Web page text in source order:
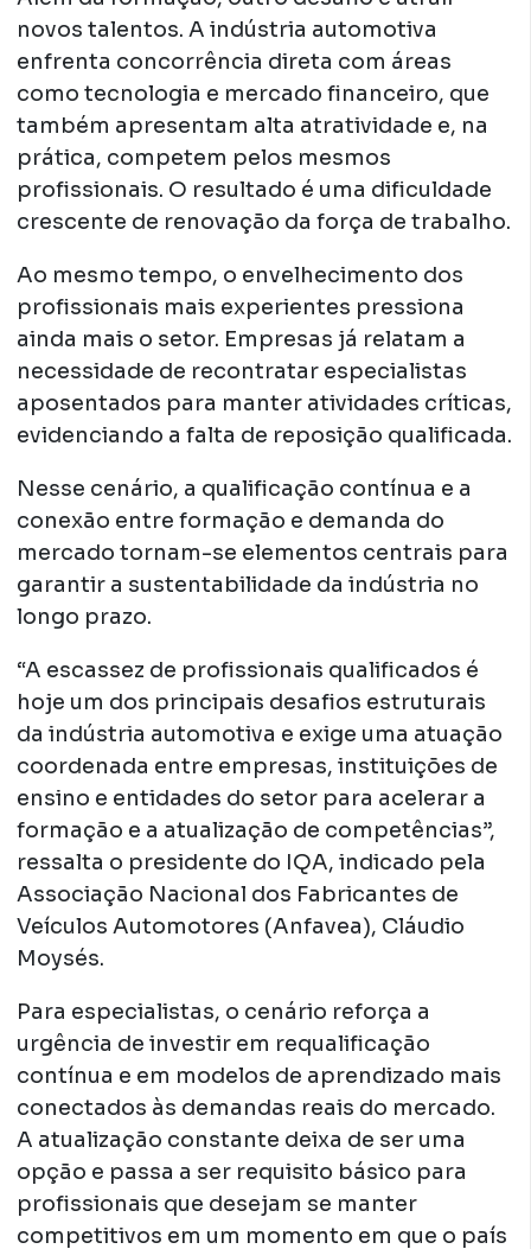
novos talentos. A indústria automotiva
enfrenta concorrência direta com áreas
como tecnologia e mercado financeiro, que
também apresentam alta atratividade e, na
prática, competem pelos mesmos
profissionais. O resultado é uma dificuldade
crescente de renovação da força de trabalho.
Ao mesmo tempo, o envelhecimento dos
profissionais mais experientes pressiona
ainda mais o setor. Empresas já relatam a
necessidade de recontratar especialistas
aposentados para manter atividades críticas,
evidenciando a falta de reposição qualificada.
Nesse cenário, a qualificação contínua e a
conexão entre formação e demanda do
mercado tornam-se elementos centrais para
garantir a sustentabilidade da indústria no
longo prazo.
“A escassez de profissionais qualificados é
hoje um dos principais desafios estruturais
da indústria automotiva e exige uma atuação
coordenada entre empresas, instituições de
ensino e entidades do setor para acelerar a
formação e a atualização de competências”,
ressalta o presidente do IQA, indicado pela
Associação Nacional dos Fabricantes de
Veículos Automotores (Anfavea), Cláudio
Moysés.
Para especialistas, o cenário reforça a
urgência de investir em requalificação
contínua e em modelos de aprendizado mais
conectados às demandas reais do mercado.
A atualização constante deixa de ser uma
opção e passa a ser requisito básico para
profissionais que desejam se manter
competitivos em um momento em que o país